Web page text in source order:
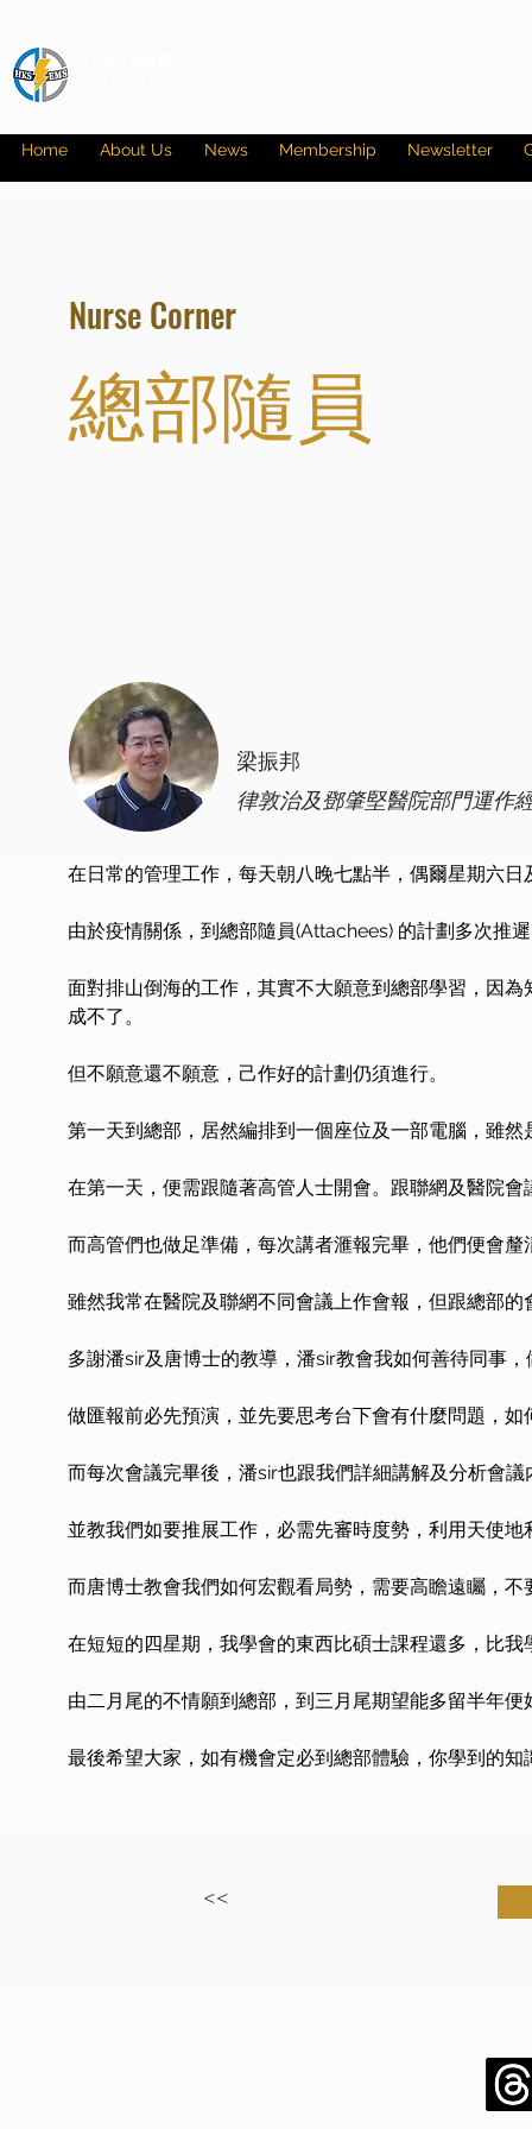
Home About Us News Membership Newsletter
Nurse Corner
總部隨員
梁振邦
律敦治及鄧肇堅醫院部門運作
在日常的管理工作，每天朝八晚七點半，偶爾星期六
由於疫情關係，到總部隨員(Attachees) 的計劃多次推
面對排山倒海的工作，其實不大願意到總部學習，因
成不了。
但不願意還不願意，己作好的計劃仍須進行。
第一天到總部，居然編排到一個座位及一部電腦，雖
在第一天，便需跟隨著高管人士開會。跟聯網及醫院
而高管們也做足準備，每次講者滙報完畢，他們便會
雖然我常在醫院及聯網不同會議上作會報，但跟總部
多謝潘sir及唐博士的教導，潘sir教會我如何善待同事
做匯報前必先預演，並先要思考台下會有什麼問題，如
而每次會議完畢後，潘sir也跟我們詳細講解及分析會
並教我們如要推展工作，必需先審時度勢，利用天使
而唐博士教會我們如何宏觀看局勢，需要高瞻遠矚，
在短短的四星期，我學會的東西比碩士課程還多，比
由二月尾的不情願到總部，到三月尾期望能多留半年
最後希望大家，如有機會定必到總部體驗，你學到的
<<